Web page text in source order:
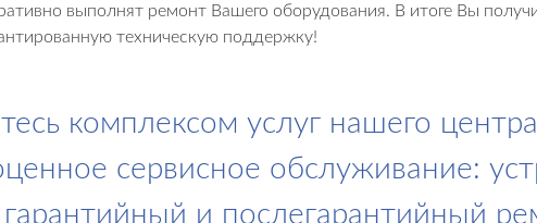
выполнят ремонт Вашего оборудования. В итоге Вы
техническую поддержку!
комплексом услуг нашего
сервисное обслуживание:
и послегарантийный